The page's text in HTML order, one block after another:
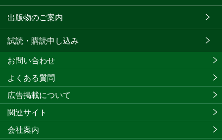
出版物のご案内
試読・購読申し込み
お問い合わせ
よくある質問
広告掲載について
関連サイト
会社案内